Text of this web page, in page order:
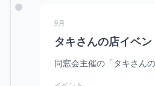
9月
タキさんの店イベン
同窓会主催の「タキさん